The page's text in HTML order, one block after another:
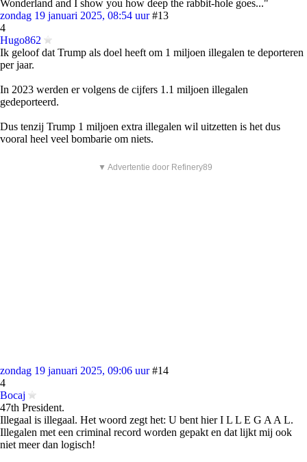
Wonderland and I show you how deep the rabbit-hole goes..."
zondag 19 januari 2025, 08:54 uur #13
4
Hugo862
Ik geloof dat Trump als doel heeft om 1 miljoen illegalen te deporteren
per jaar.
In 2023 werden er volgens de cijfers 1.1 miljoen illegalen
gedeporteerd.
Dus tenzij Trump 1 miljoen extra illegalen wil uitzetten is het dus
vooral heel veel bombarie om niets.
▼ Advertentie door Refinery89
zondag 19 januari 2025, 09:06 uur #14
4
Bocaj
47th President.
Illegaal is illegaal. Het woord zegt het: U bent hier I L L E G A A L.
Illegalen met een criminal record worden gepakt en dat lijkt mij ook
niet meer dan logisch!